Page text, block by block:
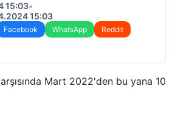
15:03•
15:03
Facebook WhatsApp
Reddit
Mart 2022'den bu yana 10